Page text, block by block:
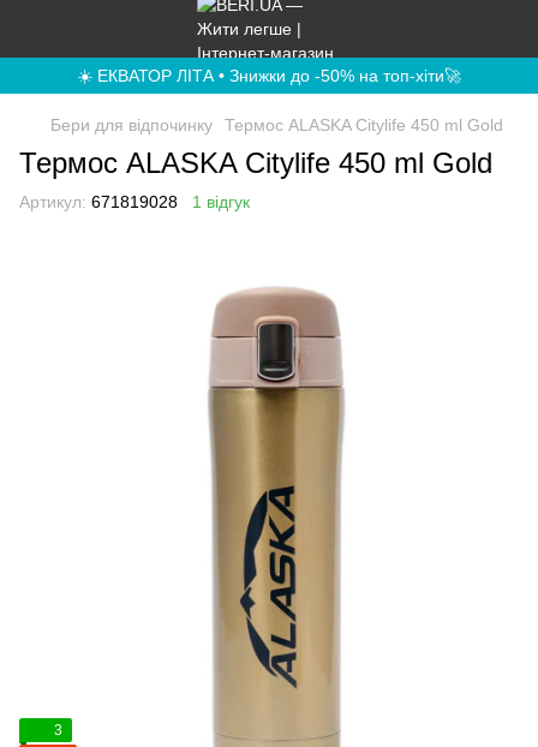
☀️ ЕКВАТОР ЛІТА • Знижки до -50% на топ-хіти🚀
Бери для відпочинку Термос ALASKA Citylife 450 ml Gold
Термос ALASKA Citylife 450 ml Gold
Артикул: 671819028 1 відгук
3